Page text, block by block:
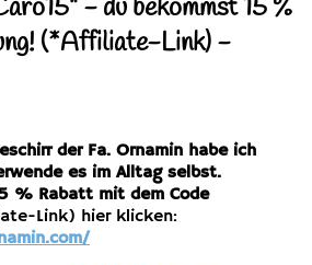
- du bekommst 15 %
(*Affiliate-Link) -
der Fa. Ornamin habe ich
es im Alltag selbst.
% Rabatt mit dem Code
Link) hier klicken: